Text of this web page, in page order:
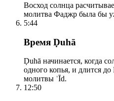
Восход солнца
молитва Фаджр была бы
5:44
Время Ḍuhā
Ḍuhā начинается, когда
одного копья, и длится
молитвы ʿĪd.
12:50